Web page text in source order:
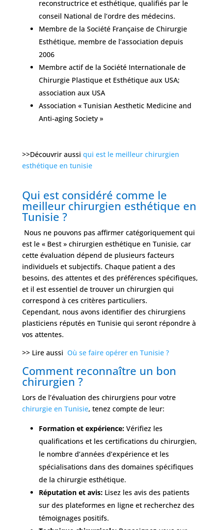
reconstructrice et esthétique, qualifiés par le
conseil National de l’ordre des médecins.
Membre de la Société Française de Chirurgie
Esthétique, membre de l’association depuis
2006
Membre actif de la Société Internationale de
Chirurgie Plastique et Esthétique aux USA;
association aux USA
Association « Tunisian Aesthetic Medicine and
Anti-aging Society »
>>Découvrir aussi qui est le meilleur chirurgien
esthétique en tunisie
Qui est considéré comme le
meilleur chirurgien esthétique en
Tunisie ?
Nous ne pouvons pas affirmer catégoriquement qui
est le « Best » chirurgien esthétique en Tunisie, car
cette évaluation dépend de plusieurs facteurs
individuels et subjectifs. Chaque patient a des
besoins, des attentes et des préférences spécifiques,
et il est essentiel de trouver un chirurgien qui
correspond à ces critères particuliers.
Cependant, nous avons identifier des chirurgiens
plasticiens réputés en Tunisie qui seront répondre à
vos attentes.
>> Lire aussi Où se faire opérer en Tunisie ?
Comment reconnaître un bon
chirurgien ?
Lors de l’évaluation des chirurgiens pour votre
chirurgie en Tunisie, tenez compte de leur:
Formation et expérience:Vérifiez les
qualifications et les certifications du chirurgien,
le nombre d’années d’expérience et les
spécialisations dans des domaines spécifiques
de la chirurgie esthétique.
Réputation et avis:Lisez les avis des patients
sur des plateformes en ligne et recherchez des
témoignages positifs.